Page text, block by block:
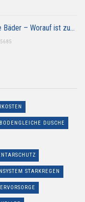
– Worauf ist zu…
BODENGLEICHE DUSCHE
STARKREGEN